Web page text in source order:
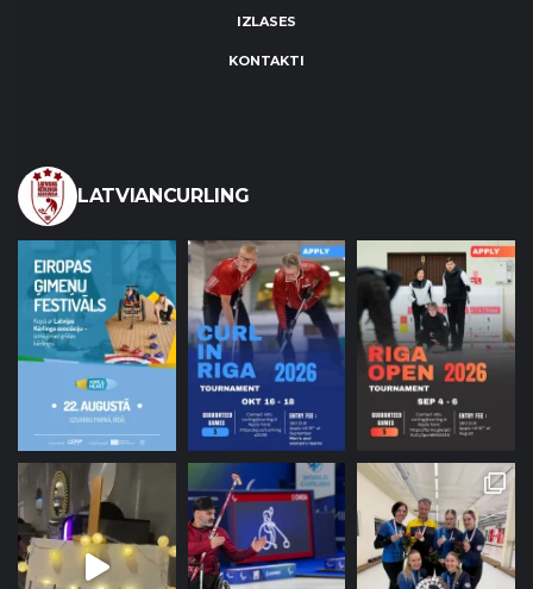
IZLASES
KONTAKTI
LATVIANCURLING